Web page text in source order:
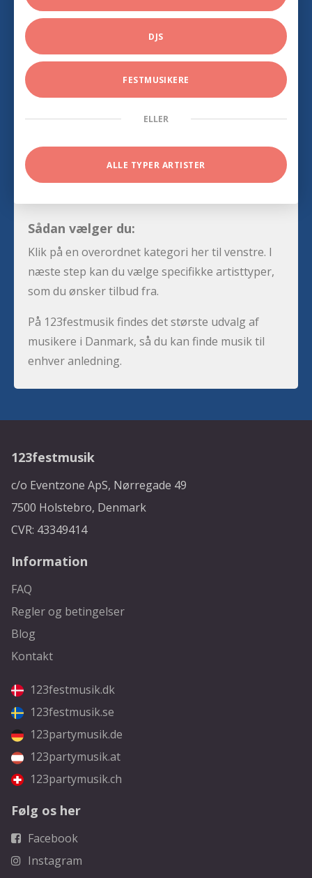
DJS
FESTMUSIKERE
ELLER
ALLE TYPER ARTISTER
Sådan vælger du:
Klik på en overordnet kategori her til venstre. I
næste step kan du vælge specifikke artisttyper,
som du ønsker tilbud fra.
På 123festmusik findes det største udvalg af
musikere i Danmark, så du kan finde musik til
enhver anledning.
123festmusik
c/o Eventzone ApS, Nørregade 49
7500 Holstebro, Denmark
CVR: 43349414
Information
FAQ
Regler og betingelser
Blog
Kontakt
123festmusik.dk
123festmusik.se
123partymusik.de
123partymusik.at
123partymusik.ch
Følg os her
Facebook
Instagram